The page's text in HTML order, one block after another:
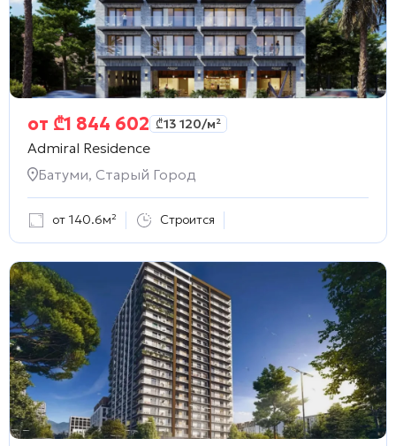
от ₾1 844 602 ₾13 120/м²
Admiral Residence
Батуми, Старый Город
от 140.6м² Строится